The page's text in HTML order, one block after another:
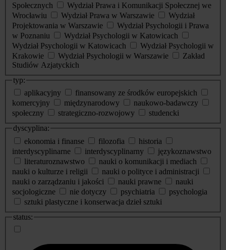
Społecznych
Wydział Prawa i Komunikacji Społecznej we
Wrocławiu
Wydział Prawa w Warszawie
Wydział
Projektowania w Warszawie
Wydział Psychologii i Prawa
w Poznaniu
Wydział Psychologii w Katowicach
Wydział Psychologii w Katowicach
Wydział Psychologii w
Krakowie
Wydział Psychologii w Warszawie
Zakład
Studiów Azjatyckich
typ:
aplikacyjny
finansowany ze środków europejskich
komercyjny
międzynarodowy
naukowo-badawczy
społeczny
strategiczno-rozwojowy
studencki
dyscyplina:
ekonomia i finanse
filozofia
historia
interdyscyplinarne
interdyscyplinarny
językoznawstwo
literaturoznawstwo
nauki o komunikacji i mediach
nauki o kulturze i religii
nauki o polityce i administracji
nauki o zarządzaniu i jakości
nauki prawne
nauki
socjologiczne
nie dotyczy psychiatria
psychologia
sztuki plastyczne i konserwacja dzieł sztuki
status: